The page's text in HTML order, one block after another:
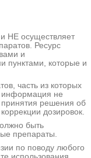
19670₽
сопровождается
примесь
кишечника
с учетом
данных осмотра,
кровь,
УЗИ и
Лечение -
НЕ осуществляет
Ресурс
и
пунктами, которые и
часть из которых
информация не
решения об
дозировок.
быть
препараты.
по поводу любого